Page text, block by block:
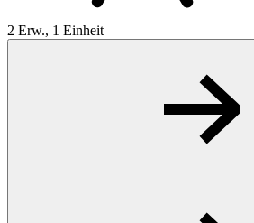
2 Erw., 1 Einheit